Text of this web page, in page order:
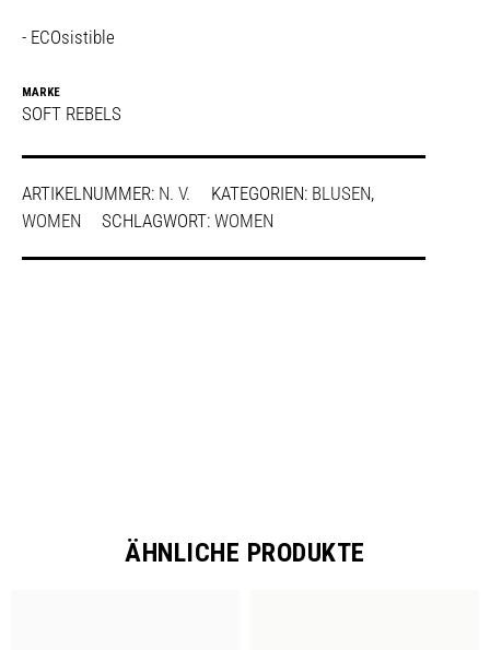
- ECOsistible
MARKE
SOFT REBELS
ARTIKELNUMMER: N. V. KATEGORIEN: BLUSEN,
WOMEN
SCHLAGWORT: WOMEN
ÄHNLICHE PRODUKTE